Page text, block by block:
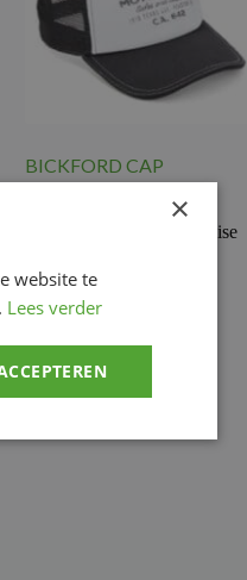
BICKFORD CAP
Triumph Merchandise
×
website te
Lees verder